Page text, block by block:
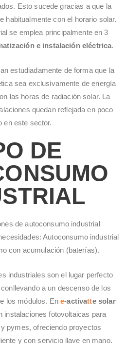
Esto sucede gracias a que la
habitualmente con el horario solar.
se emplea principalmente en 3
e instalación eléctrica.
estudiadamente de forma que la
sea exclusivamente de energía
las horas de radiación solar. La
quedan reflejada en poco
en este sector.
DE
de autoconsumo industrial
Autoconsumo industrial
con acumulación (baterías).
industriales son el lugar perfecto
a un descenso de los
los módulos. Ene-activatte solar
instalaciones fotovoltaicas para
pymes, ofreciendo proyectos
y con servicio llave en mano.